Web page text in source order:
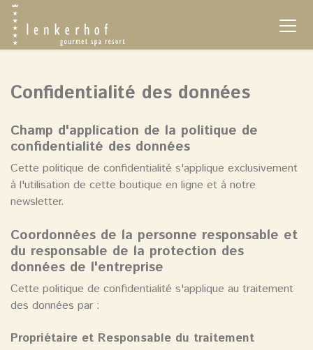
Confidentialité des données
Champ d'application de la politique de
confidentialité des données
Cette politique de confidentialité s'applique exclusivement
à l'utilisation de cette boutique en ligne et à notre
newsletter.
Coordonnées de la personne responsable et
du responsable de la protection des
données de l'entreprise
Cette politique de confidentialité s'applique au traitement
des données par :
Propriétaire et Responsable du traitement